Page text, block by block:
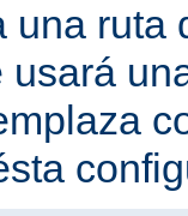
una ruta
usará